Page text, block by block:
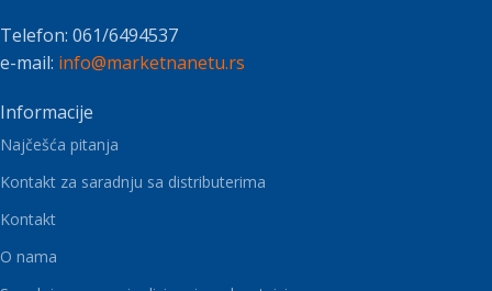
Telefon: 061/6494537
e-mail: info@marketnanetu.rs
Informacije
Najčešća pitanja
Kontakt za saradnju sa distributerima
Kontakt
O nama